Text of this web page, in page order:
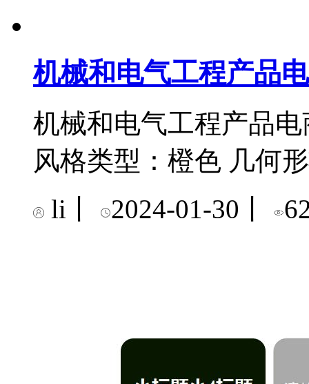
机械和电气工程产品
机械和电气工程产品
风格类型：橙色 几何
li
2024-01-30